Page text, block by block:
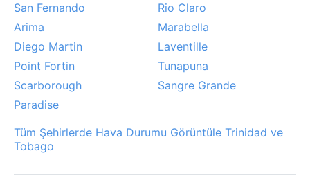
San Fernando
Rio Claro
Arima
Marabella
Diego Martin
Laventille
Point Fortin
Tunapuna
Scarborough
Sangre Grande
Paradise
Tüm Şehirlerde Hava Durumu Görüntüle Trinidad ve
Tobago